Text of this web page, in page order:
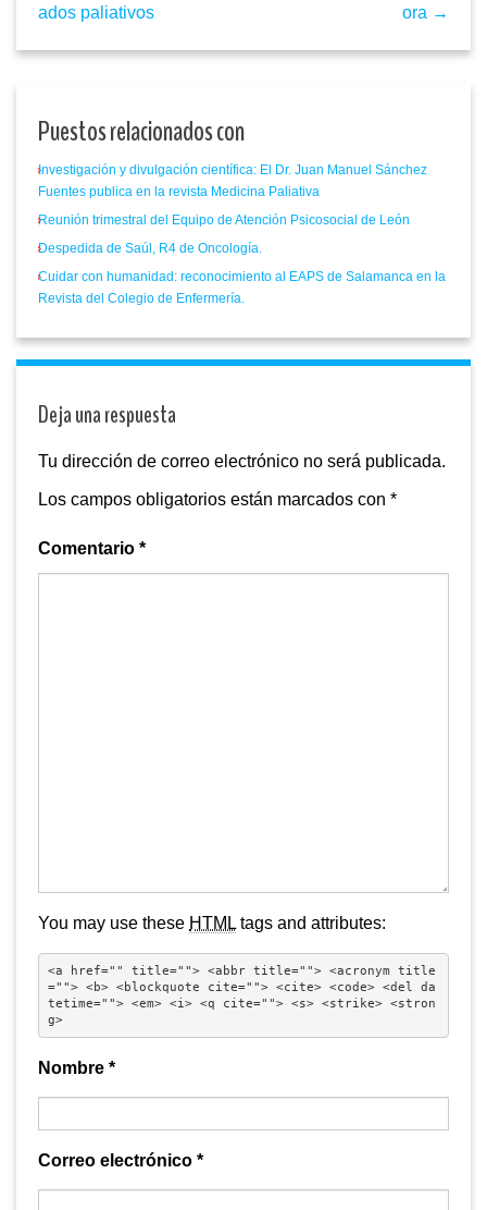
ados paliativos ora →
Puestos relacionados con
Investigación y divulgación científica: El Dr. Juan Manuel Sánchez
Fuentes publica en la revista Medicina Paliativa
Reunión trimestral del Equipo de Atención Psicosocial de León
Despedida de Saúl, R4 de Oncología.
Cuidar con humanidad: reconocimiento al EAPS de Salamanca en la
Revista del Colegio de Enfermería.
Deja una respuesta
Tu dirección de correo electrónico no será publicada.
Los campos obligatorios están marcados con *
Comentario *
You may use these HTMLtags and attributes:
<a href="" title=""> <abbr title=""> <acronym title
=""> <b> <blockquote cite=""> <cite> <code> <del da
tetime=""> <em> <i> <q cite=""> <s> <strike> <stron
g>
Nombre *
Correo electrónico *